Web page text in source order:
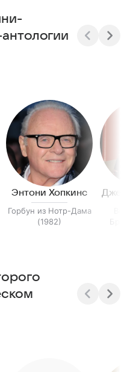
Энтони Хопкинс
Горбун из Нотр-Дама
(1982)